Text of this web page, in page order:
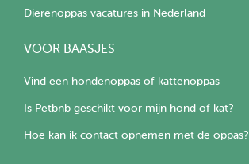
Dierenoppas vacatures in Nederland
VOOR BAASJES
Vind een hondenoppas of kattenoppas
Is Petbnb geschikt voor mijn hond of kat?
Hoe kan ik contact opnemen met de oppas?